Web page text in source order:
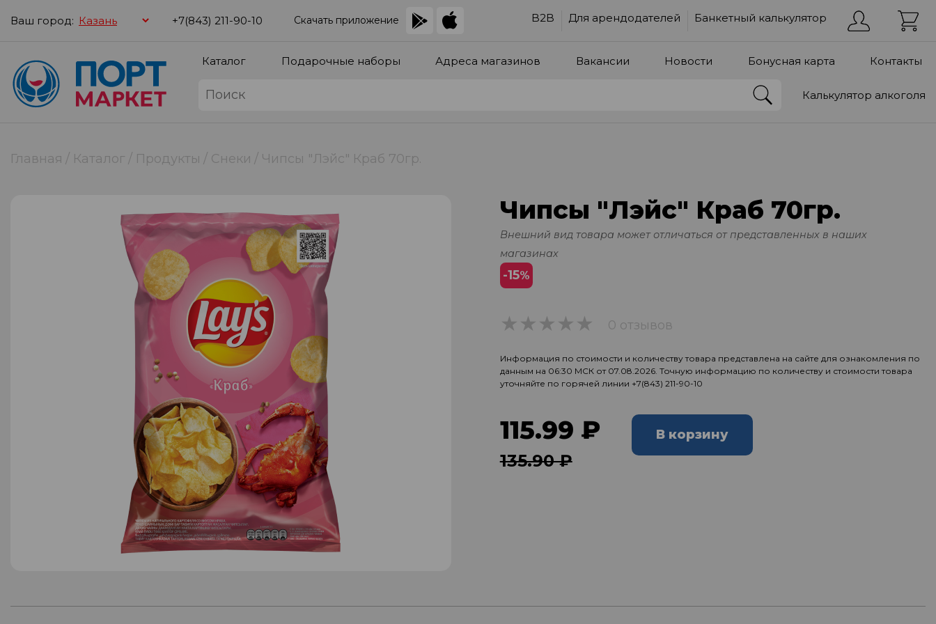
Ваш город: +7(843) 211-90-10 Скачать приложение B2B Для арендодателей Банкетный калькулятор
Каталог Подарочные наборы Адреса магазинов Вакансии Новости Бонусная карта Контакты
Калькулятор алкоголя
Главная Каталог Продукты Снеки Чипсы "Лэйс" Краб 70гр.
Чипсы "Лэйс" Краб 70гр.
Внешний вид товара может отличаться от представленных в наших
магазинах
-15%
0 отзывов
Информация по стоимости и количеству товара представлена на сайте для ознакомления по
данным на 06:30 МСК от 07.08.2026. Точную информацию по количеству и стоимости товара
уточняйте по горячей линии +7(843) 211-90-10
115.99 ₽
135.90 ₽
В корзину